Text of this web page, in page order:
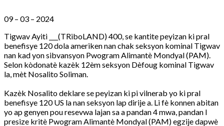
09 – 03 – 2024
Tigwav Ayiti ___(TRiboLAND) 400, se kantite peyizan ki pral
benefisye 120 dola ameriken nan chak seksyon kominal Tigwav
nan kad yon sibvansyon Pwogram Alimantè Mondyal (PAM).
Selon kòdonatè kazèk 12èm seksyon Dèfoug kominal Tigwav
la, mèt Nosalito Soliman.
Kazèk Nosalito deklare se peyizan ki pi vilnerab yo ki pral
benefisye 120 US la nan seksyon lap dirije a. Li fè konnen abitan
yo ap genyen pou resevwa lajan sa a pandan 4 mwa, pandan l
presize kritè Pwogram Alimantè Mondyal (PAM) egzije dapwè